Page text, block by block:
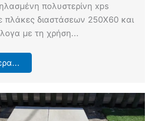
πολυστερίνη xps
πλάκες διαστάσεων 250Χ60 και
με τη χρήση...